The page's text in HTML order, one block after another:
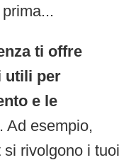
ti offre
utili per
e le
. Ad esempio,
rivolgono i tuoi